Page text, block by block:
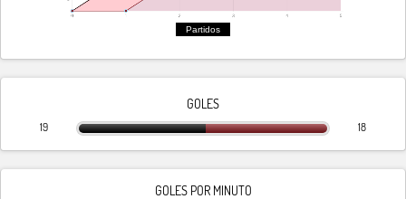
Partidos
GOLES
19 18
GOLES POR MINUTO